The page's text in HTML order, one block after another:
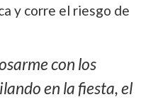
y corre el riesgo de
con los
en la fiesta, el